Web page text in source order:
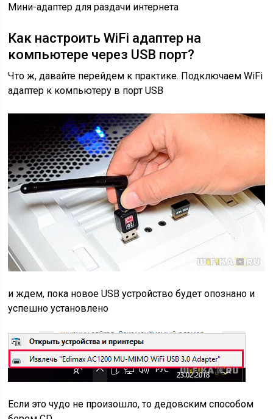
Мини-адаптер для раздачи интернета
Как настроить WiFi адаптер на
компьютере через USB порт?
Что ж, давайте перейдем к практике. Подключаем WiFi
адаптер к компьютеру в порт USB
и ждем, пока новое USB устройство будет опознано и
успешно установлено
Если это чудо не произошло, то дедовским способом